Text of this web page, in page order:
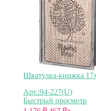
Шкатулка-книжка
Арт.:94-227(U)
Быстрый просмотр